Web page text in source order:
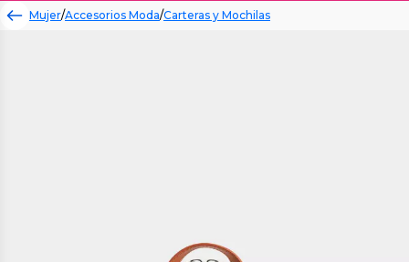
Mujer/Accesorios Moda/Carteras y Mochilas